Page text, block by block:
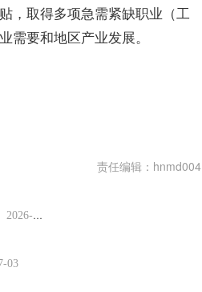
，取得多项急需紧缺职业（工
要和地区产业发展。
责任编辑：hnmd004
2026-07-03
03